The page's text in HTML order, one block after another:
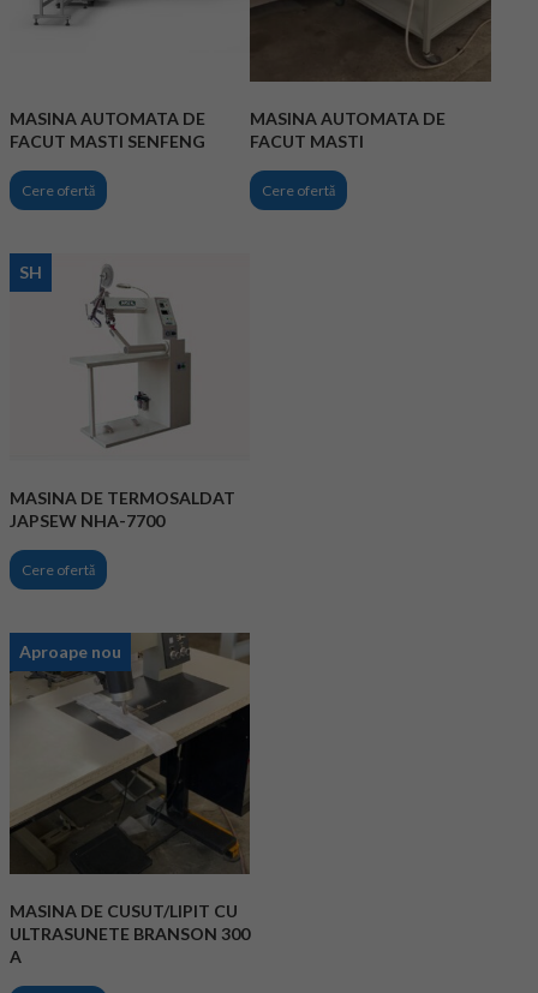
MASINA AUTOMATA DE
FACUT MASTI SENFENG
Cere ofertă
MASINA AUTOMATA DE
FACUT MASTI
Cere ofertă
SH
MASINA DE TERMOSALDAT
JAPSEW NHA-7700
Cere ofertă
Aproape nou
MASINA DE CUSUT/LIPIT CU
ULTRASUNETE BRANSON 300
A